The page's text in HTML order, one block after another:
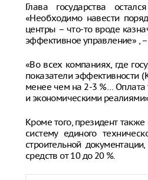
Глава государства
«Необходимо навести
центры – что-то вроде
эффективное управление» ,
«Во всех компаниях, где
показатели эффективности
менее чем на 2-3 %… Оплата
и экономическими
Кроме того, президент
систему единого
строительной
средств от 10 до 20 %.